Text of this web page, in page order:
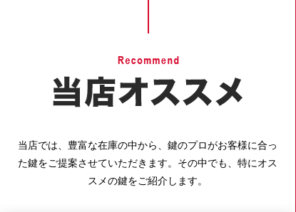
当店では、豊富な在庫の中から、鍵のプロがお客様に合っ
た鍵をご提案させていただきます。その中でも、特にオス
スメの鍵をご紹介します。